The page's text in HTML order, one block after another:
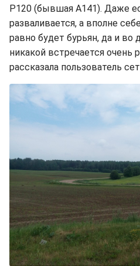
Р120 (бывшая А141). Даже
разваливается, а вполне
равно будет бурьян, да и во
никакой встречается
рассказала пользователь